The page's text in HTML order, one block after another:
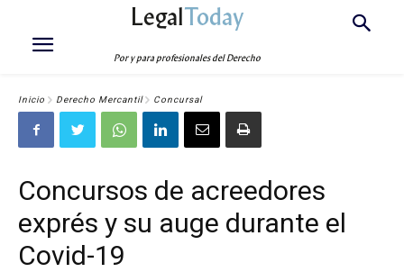
LegalToday
Por y para profesionales del Derecho
Inicio Derecho Mercantil Concursal
Concursos de acreedores
exprés y su auge durante el
Covid-19